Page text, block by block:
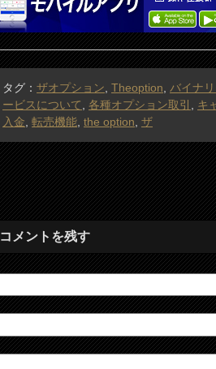
タグ： ザオプション Theoption バイナ
ービスについて
各種オプション取引 キ
入金 転売機能 the option ザ
コメントを残す